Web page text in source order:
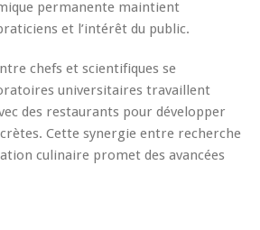
permanente maintient
et l’intérêt du public.
chefs et scientifiques se
universitaires travaillent
des restaurants pour développer
Cette synergie entre recherche
culinaire promet des avancées